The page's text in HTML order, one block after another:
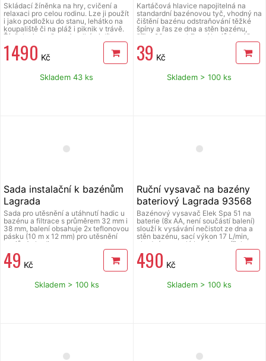
Skládací žíněnka na hry, cvičení a
relaxaci pro celou rodinu. Lze ji použít
i jako podložku do stanu, lehátko na
koupaliště či na pláž i piknik v trávě.
Žíněnka je tvořena 4 velkými díly,
které se snadno skládají. Je
nenasákavá, nepromokavá a lehce
omyvatelná běžnými saponáty a
žíněnky jsou 200 x 140 x 4 cm, po
složení 140 x 50 x 16 cm. Váha je cca
1 490 Kč
Skladem 43 ks
Kartáčová hlavice napojitelná na
standardní bazénovou tyč, vhodný na
čištění bazénu odstraňování těžké
špíny a řas ze dna a stěn bazénu,
šířka 26 cm, zakřivení krajů kartáče
pro snadné čištění všech záhybů
bazénu.
39 Kč
Skladem > 100 ks
Sada instalační k bazénům
Lagrada
Sada pro utěsnění a utáhnutí hadic u
bazénu a filtrace s průměrem 32 mm i
38 mm, balení obsahuje 2x teflonovou
pásku (10 m x 12 mm) pro utěsnění
spojů, 4x hadicovou sponu pro
utažení spojů (21-44 mm).
49 Kč
Skladem > 100 ks
Ruční vysavač na bazény
bateriový Lagrada 93568
Bazénový vysavač Elek Spa 51 na
baterie (8x AA, není součástí balení)
slouží k vysávání nečistot ze dna a
stěn bazénu, sací výkon 17 L/min,
vhodný pro malé bazény a vířivky,
textilní filtr na nečistoty s kapacitou
0,65 l lze prát v pračce, teleskopická
tří dílná násada s tvarovanou rukojení
hloubka 35 cm až 107 cm.
490 Kč
Skladem > 100 ks